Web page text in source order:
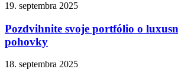
19. septembra 2025
Pozdvihnite svoje portfólio o
pohovky
18. septembra 2025